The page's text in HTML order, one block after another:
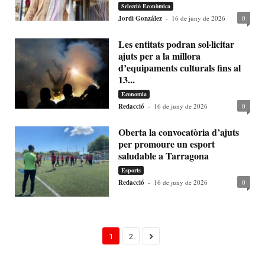
Selecció Econòmica
Jordi González - 16 de juny de 2026 0
Les entitats podran sol·licitar
ajuts per a la millora
d’equipaments culturals fins al
13...
Economia
Redacció - 16 de juny de 2026 0
Oberta la convocatòria d’ajuts
per promoure un esport
saludable a Tarragona
Esports
Redacció - 16 de juny de 2026 0
1 2